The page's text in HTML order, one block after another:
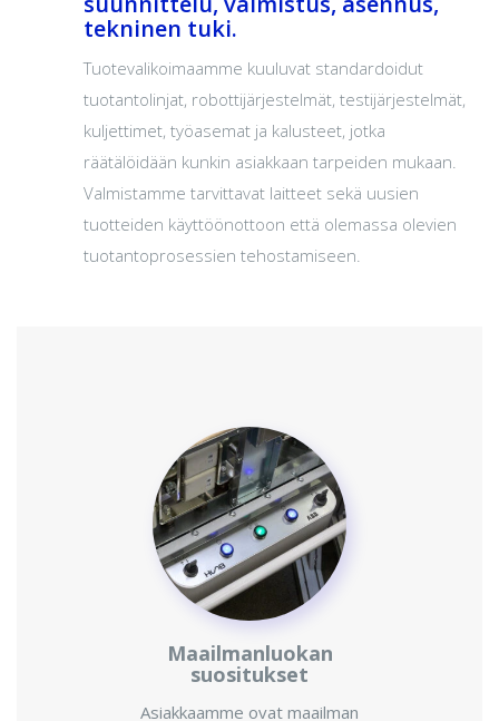
tekninen tuki.
Tuotevalikoimaamme kuuluvat standardoidut
tuotantolinjat, robottijärjestelmät, testijärjestelmät,
kuljettimet, työasemat ja kalusteet, jotka
räätälöidään kunkin asiakkaan tarpeiden mukaan.
Valmistamme tarvittavat laitteet sekä uusien
tuotteiden käyttöönottoon että olemassa olevien
tuotantoprosessien tehostamiseen.
Maailmanluokan
suositukset
Asiakkaamme ovat maailman